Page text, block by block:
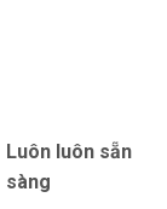
Luôn luôn sẵn
sàng